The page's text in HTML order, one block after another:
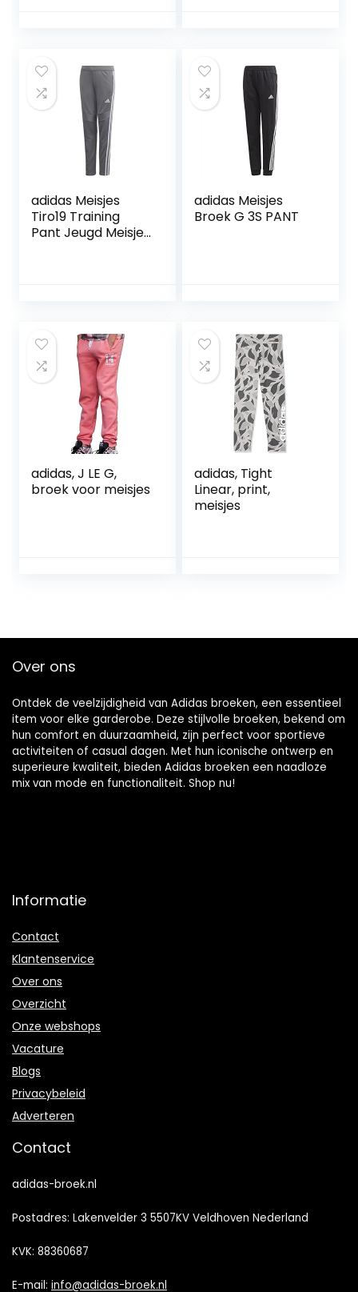
adidas Meisjes
Tiro19 Training
Pant Jeugd Meisje
adidas Meisjes
Broek G 3S PANT
adidas, J LE G,
broek voor meisjes
adidas, Tight
Linear, print,
meisjes
Over ons
Ontdek de veelzijdigheid van Adidas broeken, een essentieel
item voor elke garderobe. Deze stijlvolle broeken, bekend om
hun comfort en duurzaamheid, zijn perfect voor sportieve
activiteiten of casual dagen. Met hun iconische ontwerp en
superieure kwaliteit, bieden Adidas broeken een naadloze
mix van mode en functionaliteit. Shop nu!
Informatie
Contact
Klantenservice
Over ons
Overzicht
Onze webshops
Vacature
Blogs
Privacybeleid
Adverteren
Contact
adidas-broek.nl
Postadres: Lakenvelder 3 5507KV Veldhoven Nederland
KVK: 88360687
E-mail: info@adidas-broek.nl